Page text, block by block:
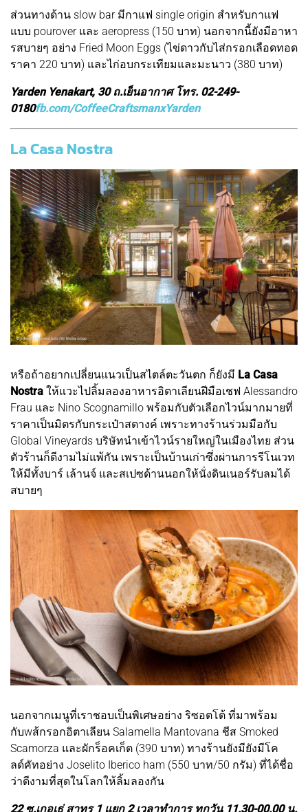
ส่วนทางด้าน slow bar มีกาแฟ single origin สำหรับกาแฟ
แบบ pourover และ aeropress (150 บาท) นอกจากนี้ยังมีอาหา
รสบายๆ อย่าง Fried Moon Eggs (ไข่ดาวกับไส่กรอกเลือดทอด
ราคา 220 บาท) และไก่อบกระเทียมและมะนาว (380 บาท)
Yarden Yenakart, 30 ถ.เย็นอากาศ โทร. 02-249-
0180fb.com/CoffeeCraftsmanxYarden
La Casa Nostra
หรือถ้าอยากเปลี่ยนแนวเป็นสไตล์ตะวันตก ก็ยังมี La Casa
Nostra ให้แวะไปลิ้มลองอาหารอิตาเลียนฝีมือเชฟ Alessandro
Frau และ Nino Scognamillo พร้อมกับตัวเลือกไวน์มากมายที่
ราคาเป็นมิตรกับกระเป๋าสตางค์ เพราะทางร้านร่วมมือกับ
Global Vineyards บริษัทนำเข้าไวน์รายใหญ่ในเมืองไทย ส่วน
ตัวร้านก็ดีงามไม่แพ้กัน เพราะเป็นบ้านเก่าซึ่งผ่านการรีโนเวท
ให้มีทั้งบาร์ เล้านจ์ และสเปซด้านนอกให้นั่งดินเนอร์รับลมได้
สบายๆ
นอกจากเมนูที่เราชอบเป็นพิเศษอย่าง ริซอตโต้ ที่มาพร้อม
กับwส้กรอกอิตาเลียน Salamella Mantovana ชีส Smoked
Scamorza และผักร็อคเก็ต (390 บาท) ทางร้านยังมียังมีโค
ลด์คัทอย่าง Joselito Iberico ham (550 บาท/50 กรัม) ที่ได้ชื่อ
ว่าดีงามที่สุดในโลกให้ลิ้มลองกัน
22 ซ.เกอเธ่ สาทร 1 แยก 2 เวลาทำการ ทุกวัน 11.30-00.00 น.